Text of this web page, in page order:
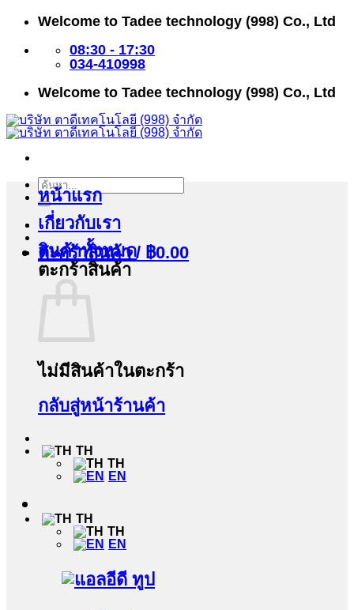
ข้าม
เนื้อหา
Welcome to Tadee technology (998) Co., Ltd
08:30 - 17:30
034-410998
Welcome to Tadee technology (998) Co., Ltd
ค้นหา:
ตะกร้าสินค้า / ฿0.00
ตะกร้าสินค้า
ไม่มีสินค้าในตะกร้า
กลับสู่หน้าร้านค้า
TH
TH
EN
TH
TH
EN
หน้าแรก
เกี่ยวกับเรา
สินค้าทั้งหมด